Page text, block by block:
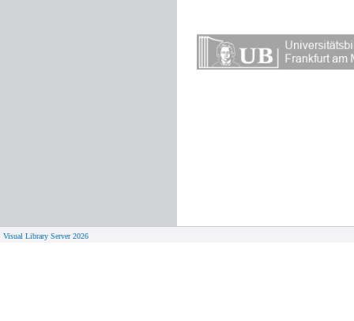
Visual Library Server 2026